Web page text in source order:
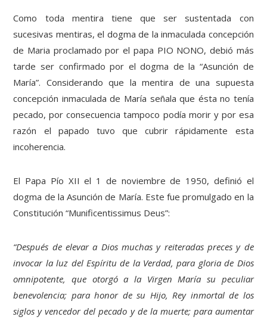
Como toda mentira tiene que ser sustentada con
sucesivas mentiras, el dogma de la inmaculada concepción
de Maria proclamado por el papa PIO NONO, debió más
tarde ser confirmado por el dogma de la “Asunción de
María”. Considerando que la mentira de una supuesta
concepción inmaculada de María señala que ésta no tenía
pecado, por consecuencia tampoco podía morir y por esa
razón el papado tuvo que cubrir rápidamente esta
incoherencia.
El Papa Pío XII el 1 de noviembre de 1950, definió el
dogma de la Asunción de María. Este fue promulgado en la
Constitución “Munificentissimus Deus”:
“Después de elevar a Dios muchas y reiteradas preces y de
invocar la luz del Espíritu de la Verdad, para gloria de Dios
omnipotente, que otorgó a la Virgen María su peculiar
benevolencia; para honor de su Hijo, Rey inmortal de los
siglos y vencedor del pecado y de la muerte; para aumentar